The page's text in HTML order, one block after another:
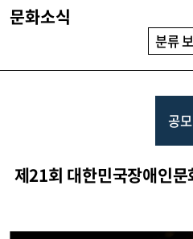
문화소식
분류
공모
제21회 대한민국장애인